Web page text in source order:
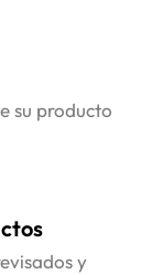
su producto
y